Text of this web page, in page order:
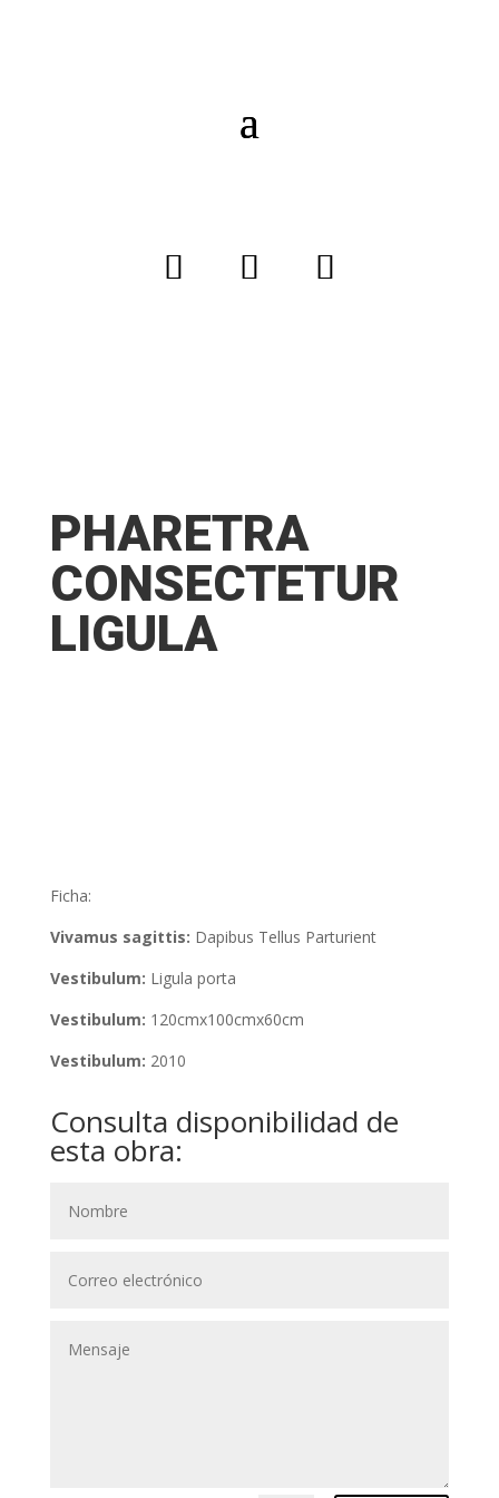
PHARETRA
CONSECTETUR
LIGULA
Ficha:
Vivamus sagittis: Dapibus Tellus Parturient
Vestibulum: Ligula porta
Vestibulum: 120cmx100cmx60cm
Vestibulum: 2010
Consulta disponibilidad de
esta obra: